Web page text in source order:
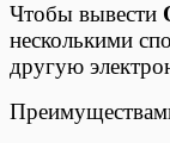
Чтобы вывести
несколькими
другую